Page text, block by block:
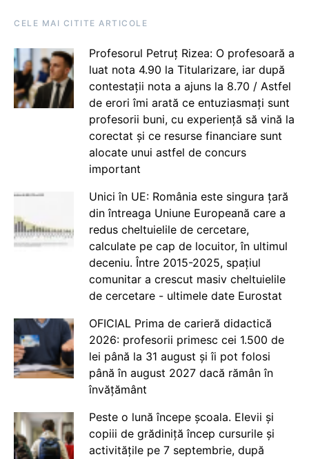
CELE MAI CITITE ARTICOLE
Profesorul Petruț Rizea: O profesoară a
luat nota 4.90 la Titularizare, iar după
contestații nota a ajuns la 8.70 / Astfel
de erori îmi arată ce entuziasmați sunt
profesorii buni, cu experiență să vină la
corectat și ce resurse financiare sunt
alocate unui astfel de concurs
important
Unici în UE: România este singura țară
din întreaga Uniune Europeană care a
redus cheltuielile de cercetare,
calculate pe cap de locuitor, în ultimul
deceniu. Între 2015-2025, spațiul
comunitar a crescut masiv cheltuielile
de cercetare - ultimele date Eurostat
OFICIAL Prima de carieră didactică
2026: profesorii primesc cei 1.500 de
lei până la 31 august și îi pot folosi
până în august 2027 dacă rămân în
învățământ
Peste o lună începe școala. Elevii și
copiii de grădiniță încep cursurile și
activitățile pe 7 septembrie, după